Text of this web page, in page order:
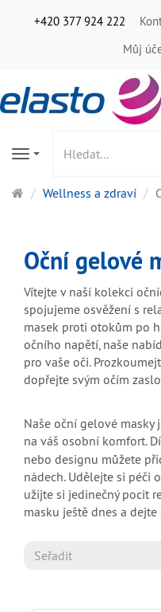
+420 377 924 222
Můj
Navigation
Hlavní
Wellness a zdraví
Oční gelové
Vítejte v naší kolekci
spojujeme osvěžení s
masek proti otokům po
očního napětí, naše
pro vaše oči.
dopřejte svým očím
Naše oční gelové masky
na váš osobní komfort.
nebo designu můžete
nádech. Udělejte si péči
užijte si jedinečný pocit
masku ještě dnes a
Seřadit